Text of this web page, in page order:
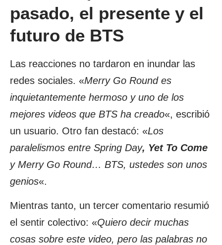
pasado, el presente y el
futuro de BTS
Las reacciones no tardaron en inundar las
redes sociales. «Merry Go Round es
inquietantemente hermoso y uno de los
mejores videos que BTS ha creado«, escribió
un usuario. Otro fan destacó: «Los
paralelismos entre Spring Day, Yet To Come
y Merry Go Round… BTS, ustedes son unos
genios«.
Mientras tanto, un tercer comentario resumió
el sentir colectivo: «Quiero decir muchas
cosas sobre este video, pero las palabras no